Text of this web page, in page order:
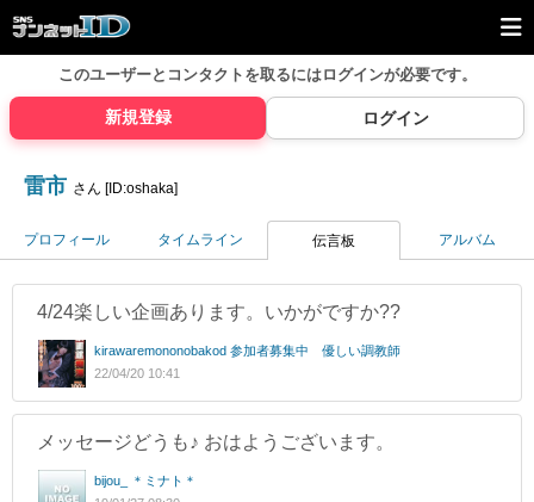
このユーザーとコンタクトを取るにはログインが必要です。
新規登録 ログイン
雷市 さん [ID:oshaka]
プロフィール タイムライン 伝言板 アルバム
4/24楽しい企画あります。いかがですか??
kirawaremononobakod 参加者募集中 優しい調教師
22/04/20 10:41
メッセージどうも♪ おはようございます。
bijou_ ＊ミナト＊